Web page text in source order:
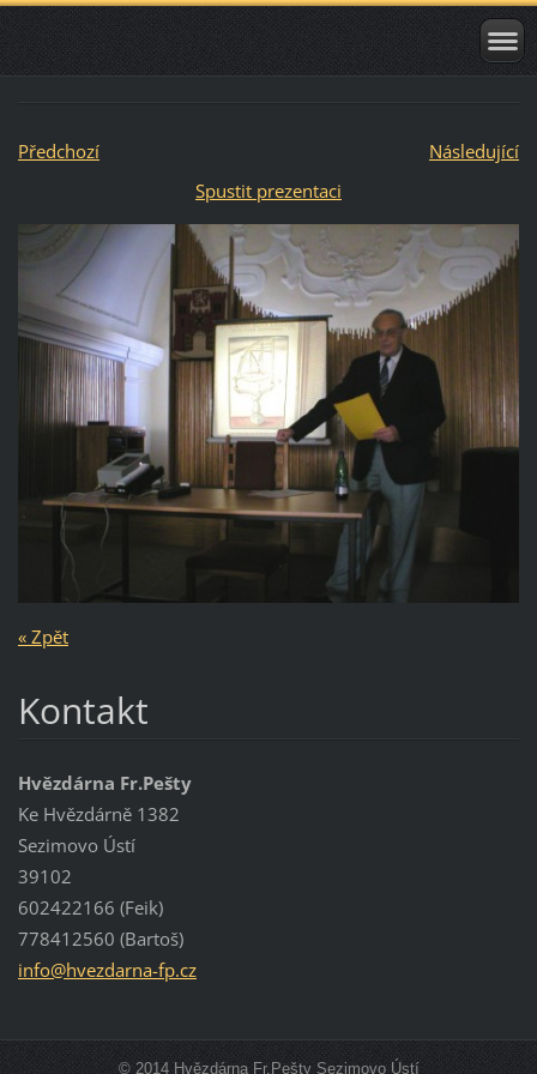
Předchozí
Následující
Spustit prezentaci
« Zpět
Kontakt
Hvězdárna Fr.Pešty
Ke Hvězdárně 1382
Sezimovo Ústí
39102
602422166 (Feik)
778412560 (Bartoš)
info@hvezdarna-fp.cz
© 2014 Hvězdárna Fr.Pešty Sezimovo Ústí